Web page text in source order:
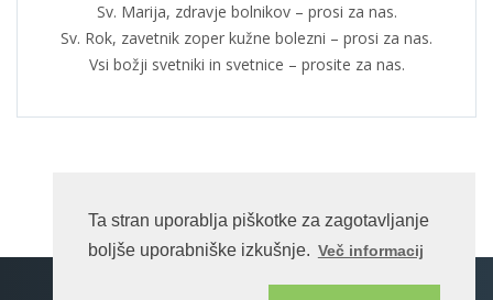
Ta stran uporablja piškotke za zagotavljanje
boljše uporabniške izkušnje. Več informacij
Sv. Marija, zdravje bolnikov – prosi za nas.
Sv. Rok, zavetnik zoper kužne bolezni – prosi za nas.
Vsi božji svetniki in svetnice – prosite za nas.